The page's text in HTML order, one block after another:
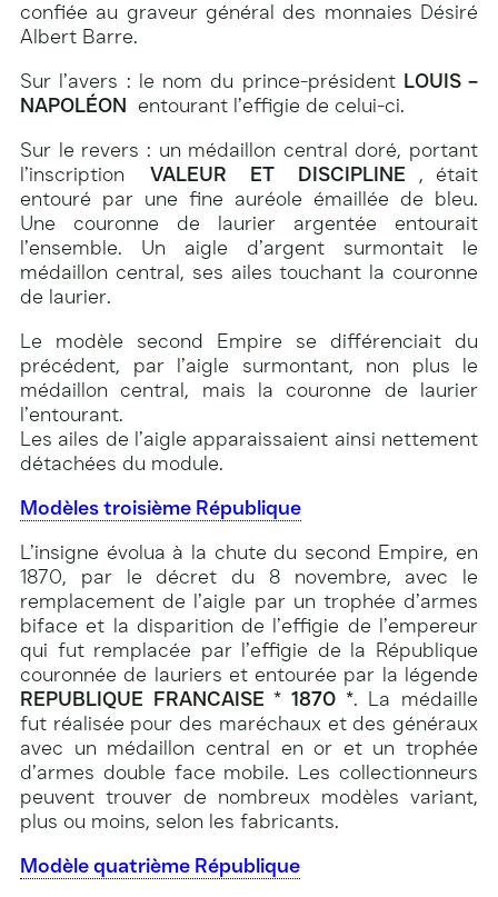
confiée au graveur général des monnaies Désiré
Albert Barre.
Sur l’avers : le nom du prince-président LOUIS –
NAPOLÉON entourant l’effigie de celui-ci.
Sur le revers : un médaillon central doré, portant
l’inscription VALEUR ET DISCIPLINE , était
entouré par une fine auréole émaillée de bleu.
Une couronne de laurier argentée entourait
l’ensemble. Un aigle d’argent surmontait le
médaillon central, ses ailes touchant la couronne
de laurier.
Le modèle second Empire se différenciait du
précédent, par l’aigle surmontant, non plus le
médaillon central, mais la couronne de laurier
l’entourant.
Les ailes de l’aigle apparaissaient ainsi nettement
détachées du module.
Modèles troisième République
L’insigne évolua à la chute du second Empire, en
1870, par le décret du 8 novembre, avec le
remplacement de l’aigle par un trophée d’armes
biface et la disparition de l’effigie de l’empereur
qui fut remplacée par l’effigie de la République
couronnée de lauriers et entourée par la légende
REPUBLIQUE FRANCAISE * 1870 *. La médaille
fut réalisée pour des maréchaux et des généraux
avec un médaillon central en or et un trophée
d’armes double face mobile. Les collectionneurs
peuvent trouver de nombreux modèles variant,
plus ou moins, selon les fabricants.
Modèle quatrième République